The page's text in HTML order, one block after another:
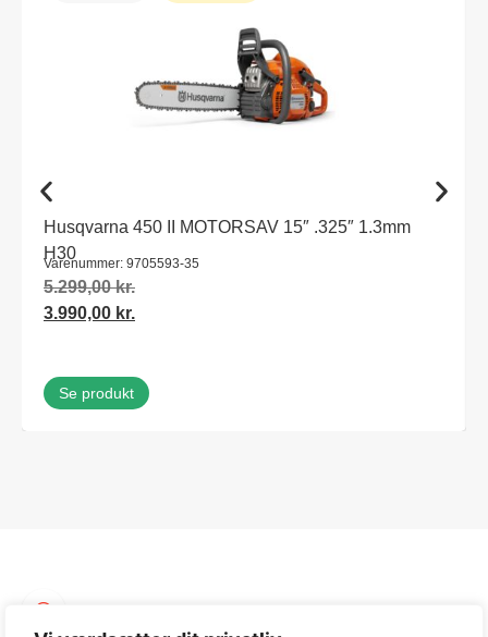
Husqvarna 450 II MOTORSAV 15″ .325″ 1.3mm
H30
Varenummer: 9705593-35
5.299,00kr.
3.990,00 kr.
Se produkt